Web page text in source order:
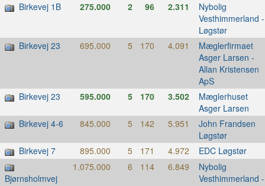
Birkevej 1B
275.000 2 96 2.311 Nybolig
Vesthimmerland -
Løgstør
Birkevej 23
695.000 5 170 4.091 Mæglerfirmaet
Asger Larsen -
Allan Kristensen
ApS
Birkevej 23
595.000 5 170 3.502 Mæglerhuset
Asger Larsen
Birkevej 4-6
845.000 5 142 5.951 John Frandsen
Løgstør
Birkevej 7
895.000 5 171 4.972 EDC Løgstør
Bjørnsholmvej
1.075.000 6 114 6.849 Nybolig
Vesthimmerland -